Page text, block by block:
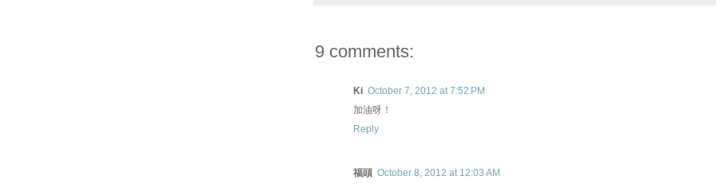
9 comments:
Ki October 7, 2012 at 7:52 PM
加油呀！
Reply
福頭 October 8, 2012 at 12:03 AM